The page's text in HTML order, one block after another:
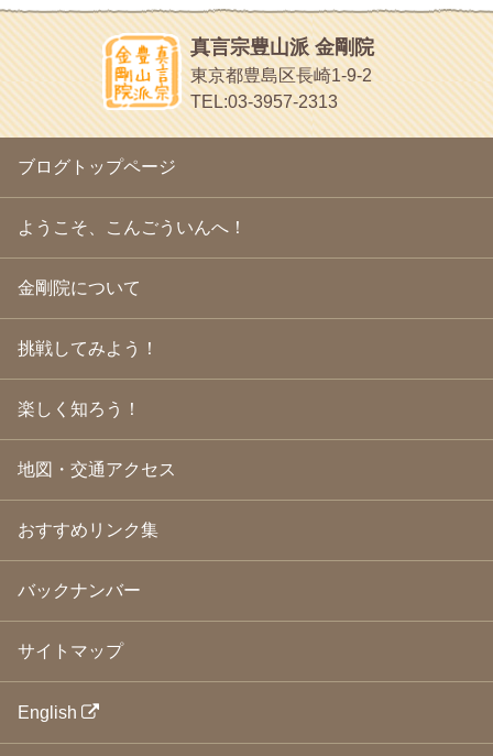
2010年5月(22)
2010年4月(25)
2010年3月(22)
2010年2月
(23)
2010年1月(23)
2009年12月(18)
2009年10月(20)
2009年9月(20)
2009年8月 (18)
2009年7月
(21)
2009年6月(22)
2009年5月(20)
2009年2月(19)
2009年1月(25)
2008年12月 (22)
2008年9月(24)
2008年8月(24)
2008年7月
(23)
2008年6月(23)
2008年5月(21)
2008年4月(22)
2008年1月 (23)
2007年12月(26)
2007年11月
2007年10月
2007年9月(23)
ほうげん日記
放言じゃなくて和尚さんの名前だよ
面白いサイトみつけたよ。
ヘェ～という感じ
chocolab.Air♪DIALY
ラブラドールのワンちゃんがかわいいよ
真言宗豊山派 金剛院
東京都豊島区長崎1-9-2
TEL:03-3957-2313
ブログトップページ
ようこそ、こんごういんへ！
金剛院について
挑戦してみよう！
楽しく知ろう！
地図・交通アクセス
おすすめリンク集
バックナンバー
サイトマップ
English